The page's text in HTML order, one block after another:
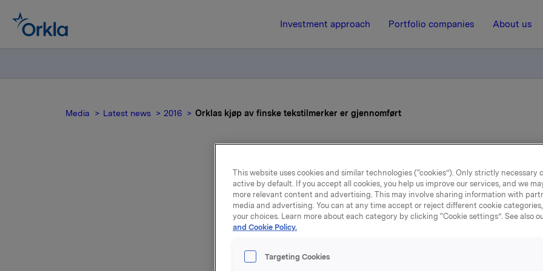
Investment approach Portfolio companies About us
Media Latest news 2016 Orklas kjøp av finske tekstilmerker er gjennomført
Orklas kjøp av finske
tekstilmerker er
Avtalen om kjøp av fire velkjente merker innen sokker, strømpebukser
This website uses cookies and similar technologies (“cookies”). Only strictly necessary
active by default. If you accept all cookies, you help us improve our services, and we
more relevant content and advertising. This may involve sharing information with
media and advertising. You can at any time accept or reject different cookie
your choices. Learn more about each category by clicking “Cookie settings”. See also
and Cookie Policy.
Targeting Cookies